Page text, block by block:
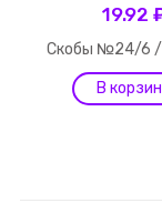
19.92
Скобы №24/6